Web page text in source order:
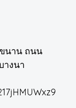
นาน ถนน
างนา